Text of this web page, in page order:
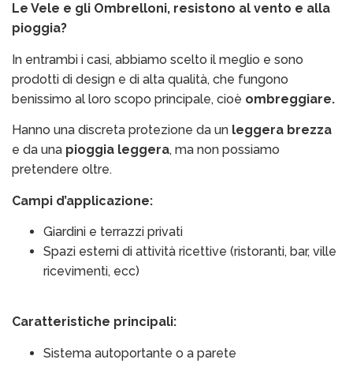
Le Vele e gli Ombrelloni, resistono al vento e alla
pioggia?
In entrambi i casi, abbiamo scelto il meglio e sono
prodotti di design e di alta qualità, che fungono
benissimo al loro scopo principale, cioè ombreggiare.
Hanno una discreta protezione da un leggera brezza
e da una pioggia leggera, ma non possiamo
pretendere oltre.
Campi d’applicazione:
Giardini e terrazzi privati
Spazi esterni di attività ricettive (ristoranti, bar, ville
ricevimenti, ecc)
Caratteristiche principali:
Sistema autoportante o a parete